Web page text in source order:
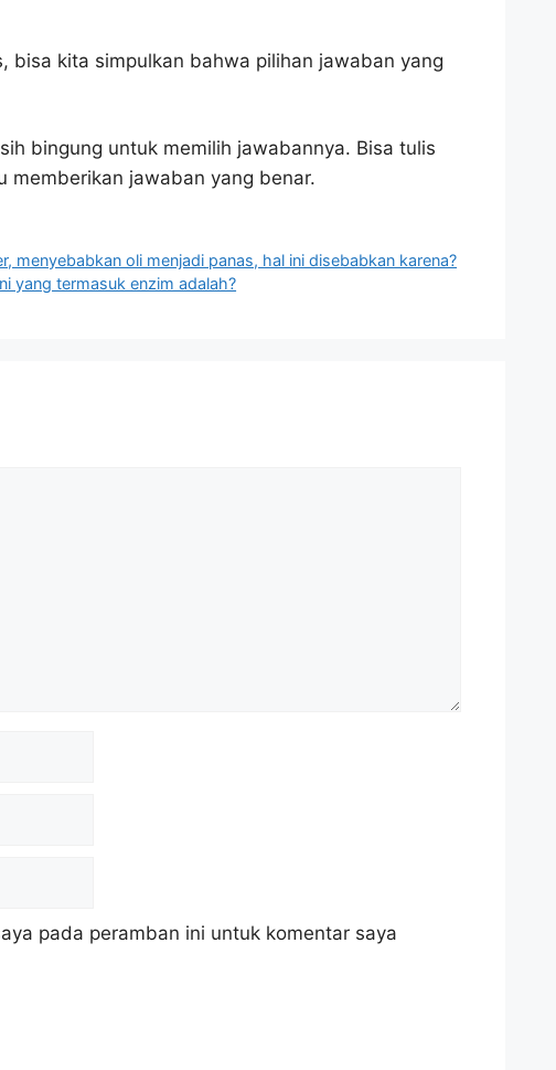
bisa kita simpulkan bahwa pilihan jawaban yang
bingung untuk memilih jawabannya. Bisa tulis
memberikan jawaban yang benar.
menyebabkan oli menjadi panas, hal ini disebabkan karena?
yang termasuk enzim adalah?
pada peramban ini untuk komentar saya